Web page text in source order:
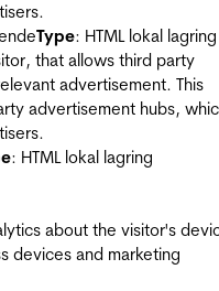
Type: HTML lokal lagring
that allows third party
advertisement. This
advertisement hubs,
: HTML lokal lagring
about the visitor's
devices and marketing